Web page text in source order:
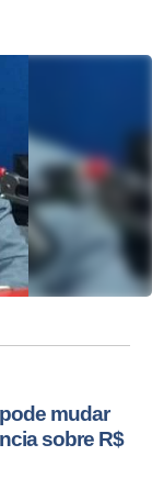
mudar
sobre R$